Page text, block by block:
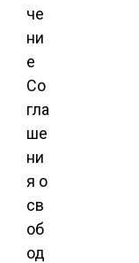
че
ни
е
Со
гла
ше
ни
я о
св
об
од